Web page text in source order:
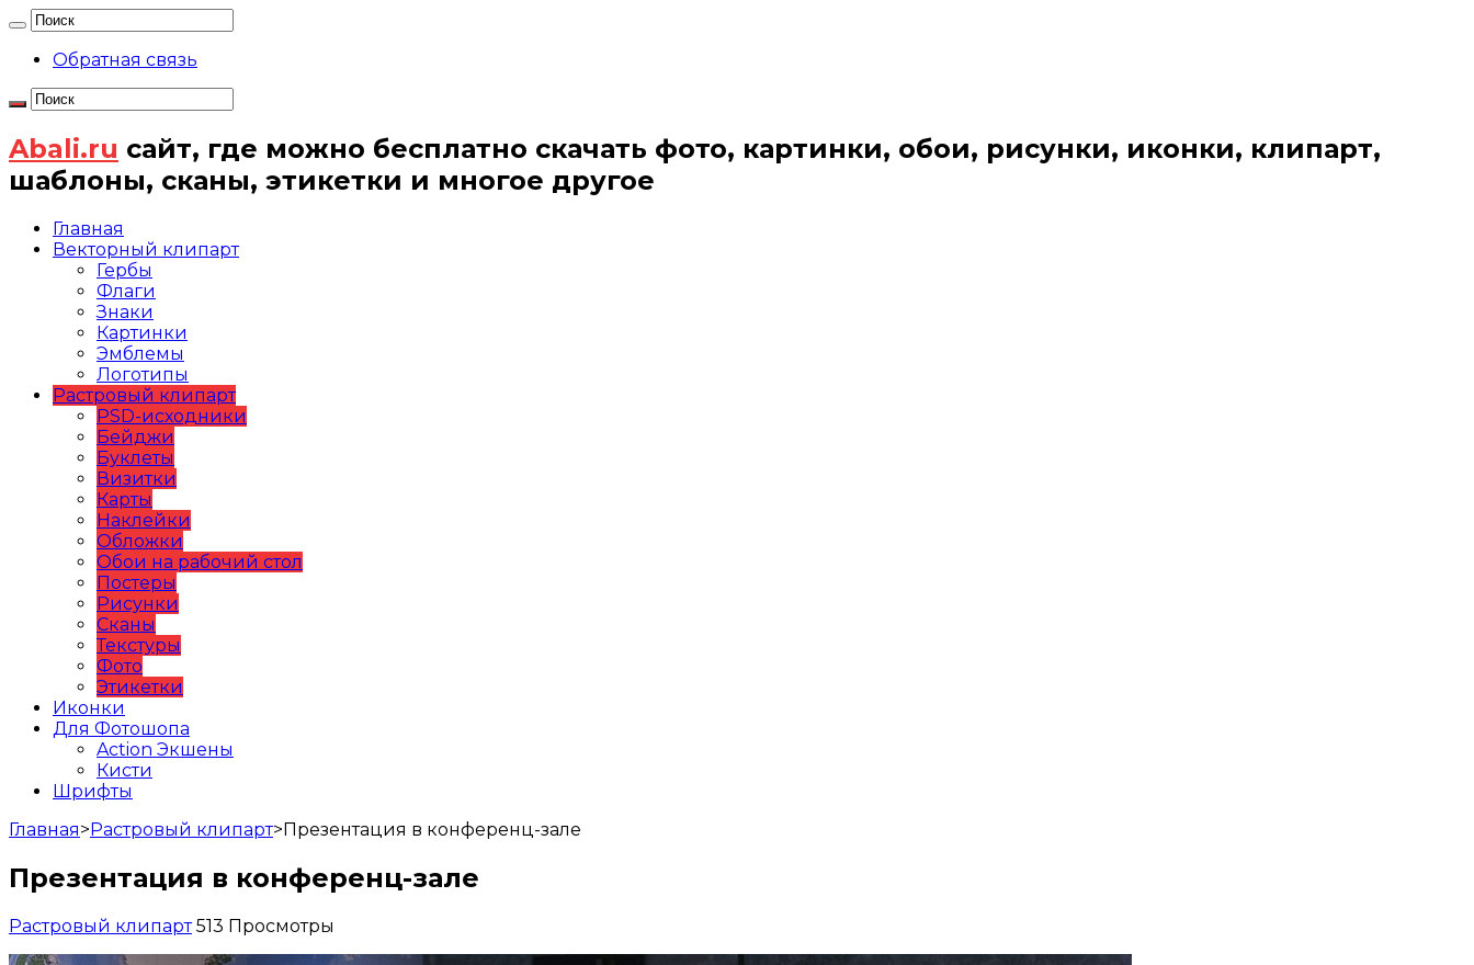
Обратная связь
Abali.ru сайт, где можно бесплатно скачать фото, картинки, обои, рисунки, иконки, клипарт,
шаблоны, сканы, этикетки и многое другое
Главная
Векторный клипарт
Гербы
Флаги
Знаки
Картинки
Эмблемы
Логотипы
Растровый клипарт
PSD-исходники
Бейджи
Буклеты
Визитки
Карты
Наклейки
Обложки
Обои на рабочий стол
Постеры
Рисунки
Сканы
Текстуры
Фото
Этикетки
Иконки
Для Фотошопа
Action Экшены
Кисти
Шрифты
Главная>Растровый клипарт>Презентация в конференц-зале
Презентация в конференц-зале
Растровый клипарт 513 Просмотры